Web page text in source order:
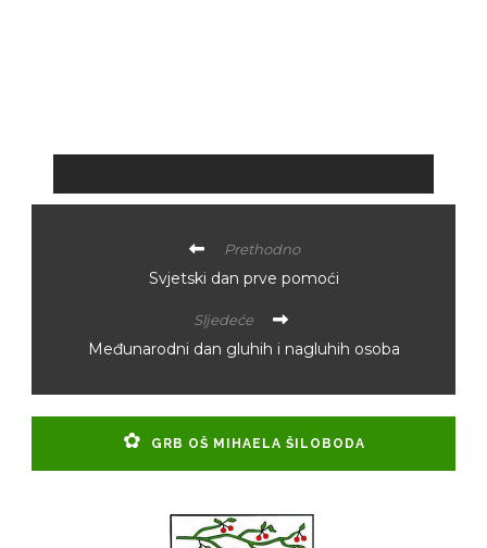
Prethodno
Svjetski dan prve pomoći
Sljedeće
Međunarodni dan gluhih i nagluhih osoba
GRB OŠ MIHAELA ŠILOBODA